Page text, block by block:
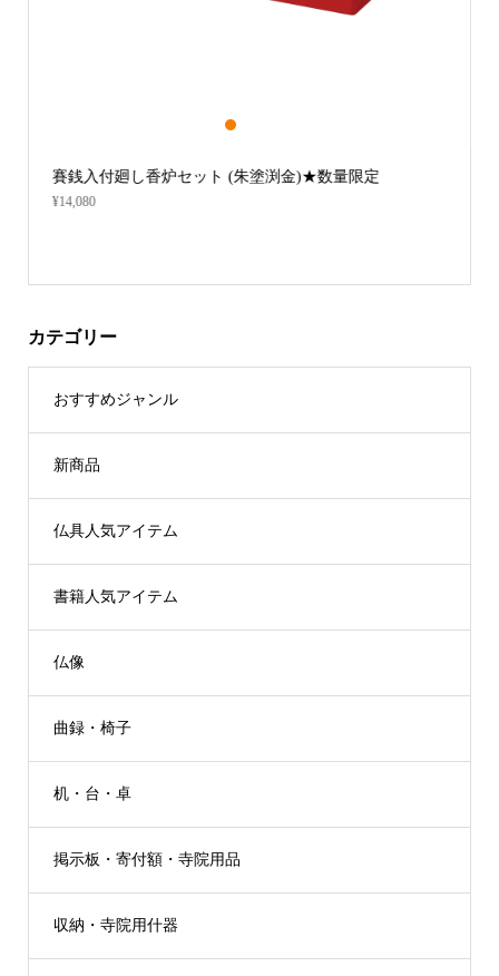
賽銭入付廻し香炉セット (朱塗渕金)★数量限定
¥14,080
1
カテゴリー
おすすめジャンル
新商品
仏具人気アイテム
書籍人気アイテム
仏像
曲録・椅子
机・台・卓
掲示板・寄付額・寺院用品
収納・寺院用什器